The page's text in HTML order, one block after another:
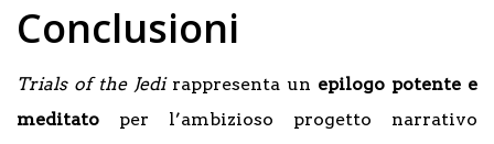
Conclusioni
Trials of the Jedirappresenta un epilogo potente e
meditato per l’ambizioso progetto narrativo